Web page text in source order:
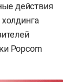
действия
Popcorn